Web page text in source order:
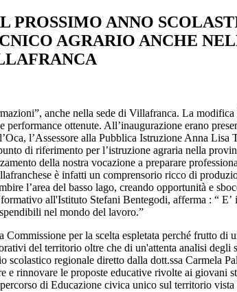
PROSSIMO ANNO
AGRARIO ANCHE
anche nella sede di Villafranca. La modifica
ottenute. All’inaugurazione erano
l’Assessore alla Pubblica Istruzione Anna Lisa
di riferimento per l’istruzione agraria nella
della nostra vocazione a preparare
è infatti un comprensorio ricco di
l’area del basso lago, creando opportunità e
all'Istituto Stefani Bentegodi, afferma : “ E’
nel mondo del lavoro.”
per la scelta espletata perché frutto di
del territorio oltre che di un'attenta analisi degli
regionale diretto dalla dott.ssa Carmela
rinnovare le proposte educative rivolte ai giovani
di Educazione civica unico sul territorio